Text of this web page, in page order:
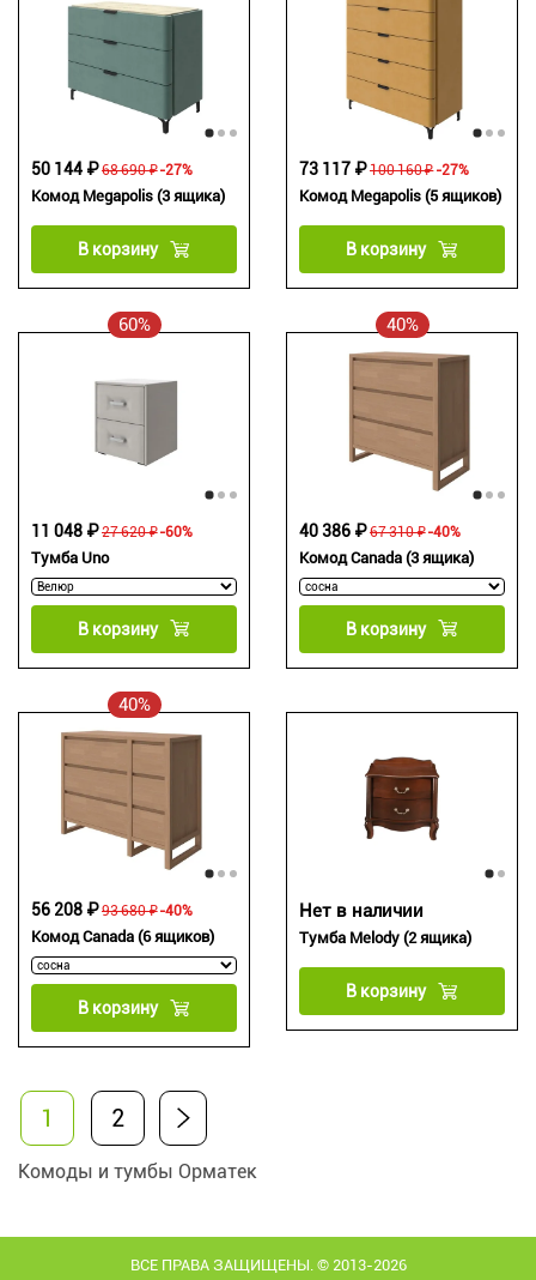
Комод Megapolis (3 ящика)
68 690 ₽
50 144 ₽ -27%
В корзину
Комод Megapolis (5 ящиков)
100 160 ₽
73 117 ₽ -27%
В корзину
60%
Тумба Uno
27 620 ₽
11 048 ₽ -60%
В корзину
40%
Комод Canada (3 ящика)
67 310 ₽
40 386 ₽ -40%
В корзину
40%
Комод Canada (6 ящиков)
93 680 ₽
56 208 ₽ -40%
В корзину
Тумба Melody (2 ящика)
Нет в наличии
В корзину
1 2
Комоды и тумбы Орматек
ВСЕ ПРАВА ЗАЩИЩЕНЫ. © 2013-2026